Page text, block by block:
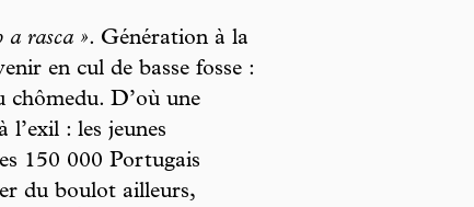
a rasca ». Génération à la
en cul de basse fosse :
chômedu. D’où une
l’exil : les jeunes
150 000 Portugais
du boulot ailleurs,